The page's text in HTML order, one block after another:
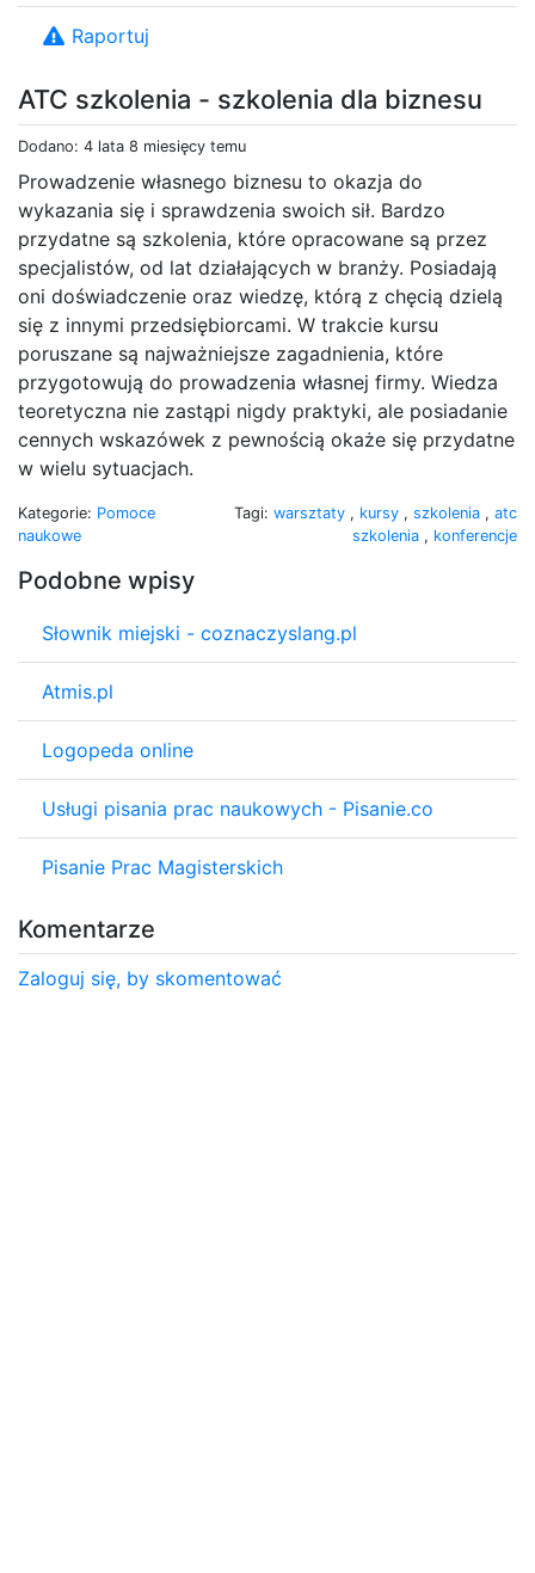
ATC szkolenia - szkolenia dla biznesu
Dodano: 4 lata 8 miesięcy temu
Prowadzenie własnego biznesu to okazja do
wykazania się i sprawdzenia swoich sił. Bardzo
przydatne są szkolenia, które opracowane są przez
specjalistów, od lat działających w branży. Posiadają
oni doświadczenie oraz wiedzę, którą z chęcią dzielą
się z innymi przedsiębiorcami. W trakcie kursu
poruszane są najważniejsze zagadnienia, które
przygotowują do prowadzenia własnej firmy. Wiedza
teoretyczna nie zastąpi nigdy praktyki, ale posiadanie
cennych wskazówek z pewnością okaże się przydatne
w wielu sytuacjach.
Kategorie: Pomoce
naukowe
Tagi: warsztaty , kursy , szkolenia , atc
szkolenia , konferencje
Podobne wpisy
Słownik miejski - coznaczyslang.pl
Atmis.pl
Logopeda online
Usługi pisania prac naukowych - Pisanie.co
Pisanie Prac Magisterskich
Komentarze
Zaloguj się, by skomentować
Raportuj